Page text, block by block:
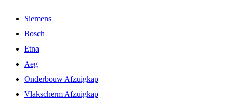
Siemens
Bosch
Etna
Aeg
Onderbouw Afzuigkap
Vlakscherm Afzuigkap